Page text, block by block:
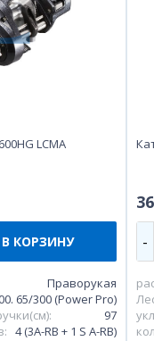
LCMA
В КОРЗИНУ
Праворукая
65/300 (Power Pro)
97
4 (3A-RB + 1 S A-RB)
-